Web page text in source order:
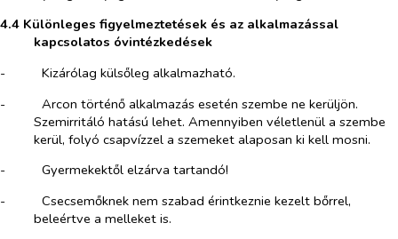
4.4 Különleges figyelmeztetések és az alkalmazással
kapcsolatos óvintézkedések
-​
Kizárólag külsőleg alkalmazható.
-​
Arcon történő alkalmazás esetén szembe ne kerüljön.
Szemirritáló hatású lehet. Amennyiben véletlenül a szembe
kerül, folyó csapvízzel a szemeket alaposan ki kell mosni.
-​
Gyermekektől elzárva tartandó!
-​
Csecsemőknek nem szabad érintkeznie kezelt bőrrel,
beleértve a melleket is.